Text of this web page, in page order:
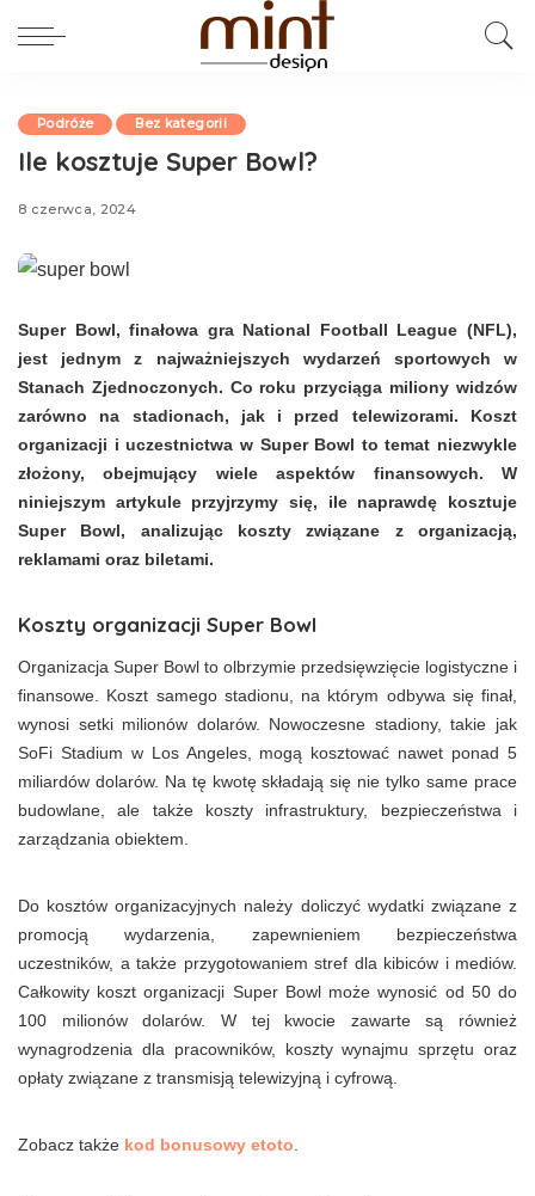
Podróże Bez kategorii
Ile kosztuje Super Bowl?
8 czerwca, 2024
Super Bowl, finałowa gra National Football League (NFL),
jest jednym z najważniejszych wydarzeń sportowych w
Stanach Zjednoczonych. Co roku przyciąga miliony widzów
zarówno na stadionach, jak i przed telewizorami. Koszt
organizacji i uczestnictwa w Super Bowl to temat niezwykle
złożony, obejmujący wiele aspektów finansowych. W
niniejszym artykule przyjrzymy się, ile naprawdę kosztuje
Super Bowl, analizując koszty związane z organizacją,
reklamami oraz biletami.
Koszty organizacji Super Bowl
Organizacja Super Bowl to olbrzymie przedsięwzięcie logistyczne i
finansowe. Koszt samego stadionu, na którym odbywa się finał,
wynosi setki milionów dolarów. Nowoczesne stadiony, takie jak
SoFi Stadium w Los Angeles, mogą kosztować nawet ponad 5
miliardów dolarów. Na tę kwotę składają się nie tylko same prace
budowlane, ale także koszty infrastruktury, bezpieczeństwa i
zarządzania obiektem.
Do kosztów organizacyjnych należy doliczyć wydatki związane z
promocją wydarzenia, zapewnieniem bezpieczeństwa
uczestników, a także przygotowaniem stref dla kibiców i mediów.
Całkowity koszt organizacji Super Bowl może wynosić od 50 do
100 milionów dolarów. W tej kwocie zawarte są również
wynagrodzenia dla pracowników, koszty wynajmu sprzętu oraz
opłaty związane z transmisją telewizyjną i cyfrową.
Zobacz także kod bonusowy etoto.